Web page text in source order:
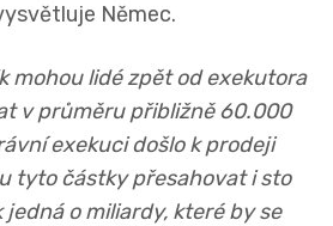
Němec.
mohou lidé zpět od exekutora
v průměru přibližně 60.000
exekuci došlo k prodeji
tyto částky přesahovat i sto
jedná o miliardy, které by se